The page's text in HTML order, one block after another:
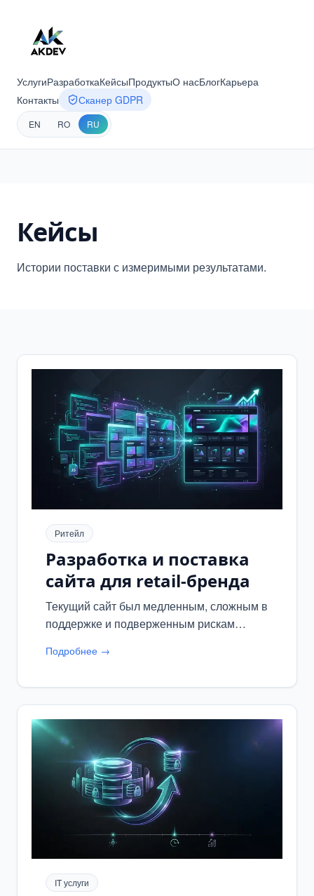
УслугиРазработкаКейсыПродуктыО насБлогКарьера
Контакты
Сканер GDPR
EN RO RU
Кейсы
Истории поставки с измеримыми результатами.
Ритейл
Разработка и поставка
сайта для retail-бренда
Текущий сайт был медленным, сложным в
поддержке и подверженным рискам
периоды пикового трафика.
Подробнее →
IT услуги